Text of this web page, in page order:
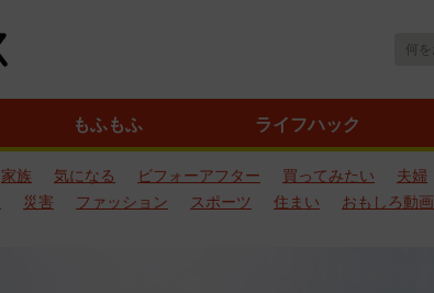
もふもふ ライフハック
家族 気になる ビフォーアフター 買ってみたい 夫婦
災害 ファッション スポーツ 住まい おもしろ動画